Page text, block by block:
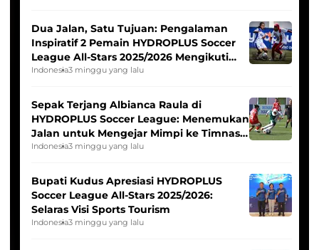
Dua Jalan, Satu Tujuan: Pengalaman
Inspiratif 2 Pemain HYDROPLUS Soccer
League All-Stars 2025/2026 Mengikuti
Seleksi Timnas Indonesia Putri
Indonesia3 minggu yang lalu
Sepak Terjang Albianca Raula di
HYDROPLUS Soccer League: Menemukan
Jalan untuk Mengejar Mimpi ke Timnas
Indonesia Putri
Indonesia3 minggu yang lalu
Bupati Kudus Apresiasi HYDROPLUS
Soccer League All-Stars 2025/2026:
Selaras Visi Sports Tourism
Indonesia3 minggu yang lalu